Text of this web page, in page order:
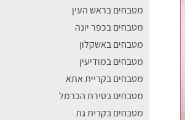
מטבחים בראש העין
מטבחים בכפר יונה
מטבחים באשקלון
מטבחים במודיעין
מטבחים בקריית אתא
מטבחים בטירת הכרמל
מטבחים בקרית גת